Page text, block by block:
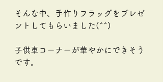
そんな中、手作りフラッグをプレゼ
ントしてもらいました(^^)
子供車コーナーが華やかにできそう
です。